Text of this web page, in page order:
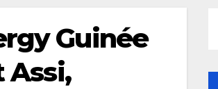
Guinée
Assi,